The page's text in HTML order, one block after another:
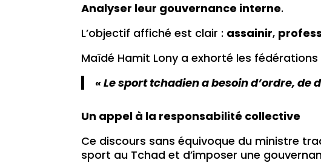
Analyser leur gouvernance interne.
L’objectif affiché est clair : assainir,
Maïdé Hamit Lony a exhorté les
« Le sport tchadien a besoin d’ordre,
Un appel à la responsabilité collective
Ce discours sans équivoque du ministre
sport au Tchad et d’imposer une